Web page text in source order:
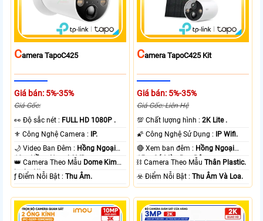
CAmera TapoC425
Giá bán: 5%-35%
Giá Gốc:
️👀 Độ sắc nét : FULL HD 1080P .
⚜️ Công Nghệ Camera :
IP.
🌙 Video Ban Đêm : Hồng Ngoại
10m Hồng Ngoại SMD.
👑 Camera Theo Mẫu Dome Kim
loại + Nhựa.
️ƒ Điểm Nỗi Bật :Thu Âm.
CAmera TapoC425 Kit
Giá bán: 5%-35%
Giá Gốc: Liên Hệ
💯 Chất lượng hình :2K Lite .
🌠 Công Nghệ Sử Dụng :
IP Wifi.
🔴 Xem ban đêm : Hồng Ngoại
15m Có Màu Ban Ðêm.
⛓ Camera Theo MẫuThân Plastic.
️☣️ Điểm Nỗi Bật :Thu Âm Và Loa.